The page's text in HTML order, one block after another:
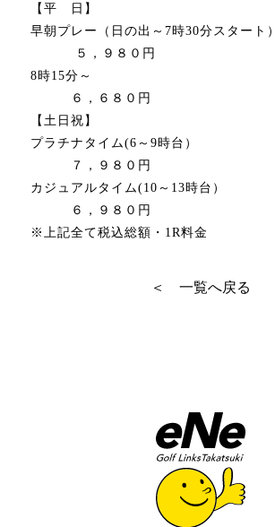
【平 日】
早朝プレー（日の出～7時30分スタート）
５，９８０円
8時15分～
６，６８０円
【土日祝】
プラチナタイム(6～9時台）
７，９８０円
カジュアルタイム(10～13時台）
６，９８０円
※上記全て税込総額・1R料金
＜ 一覧へ戻る